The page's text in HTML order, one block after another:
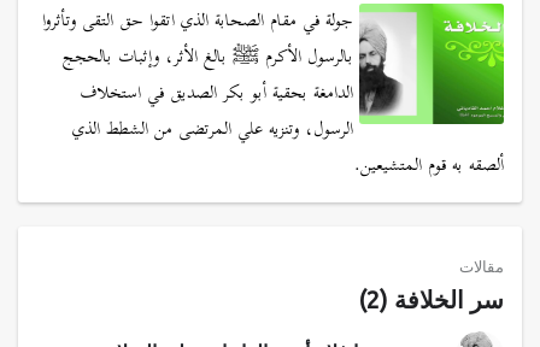
جولة في مقام الصحابة الذي اتقوا حق التقى وتأثروا
بالرسول الأكرم ﷺ بالغ الأثر، وإثبات بالحجج
الدامغة بحقية أبو بكر الصديق في استخلاف
الرسول، وتنزيه علي المرتضى من الشطط الذي
ألصقه به قوم المتشيعين.
مقالات
سر الخلافة (2)